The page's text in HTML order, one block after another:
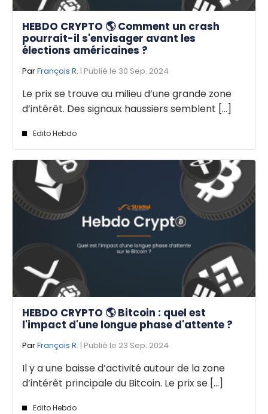
HEBDO CRYPTO 🌎 Comment un crash
pourrait-il s'envisager avant les
élections américaines ?
ParFrançois R. | Publié le 30 Sep. 2024
Le prix se trouve au milieu d’une grande zone
d’intérêt. Des signaux haussiers semblent [...]
Edito Hebdo
HEBDO CRYPTO 🌎 Bitcoin : quel est
l'impact d'une longue phase d'attente ?
ParFrançois R. | Publié le 23 Sep. 2024
Il y a une baisse d’activité autour de la zone
d’intérêt principale du Bitcoin. Le prix se [...]
Edito Hebdo